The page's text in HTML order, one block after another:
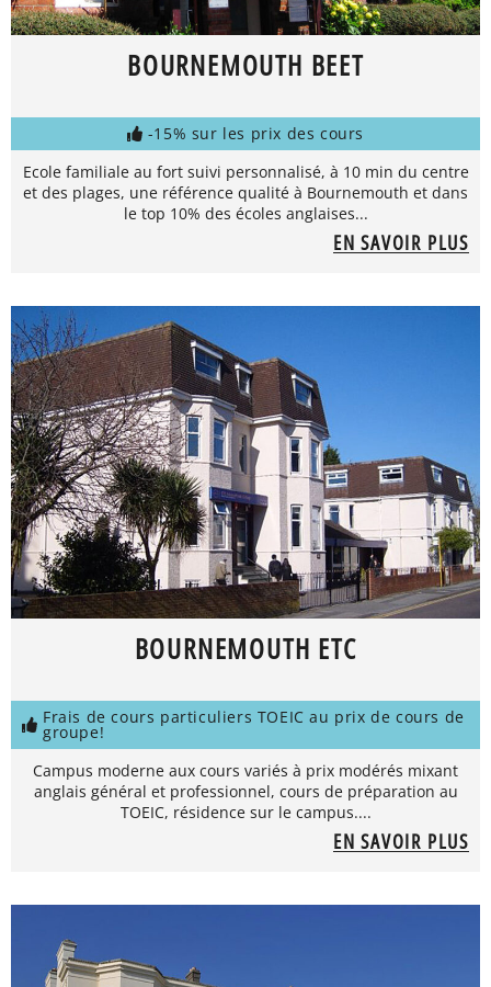
BOURNEMOUTH BEET
-15% sur les prix des cours
Ecole familiale au fort suivi personnalisé, à 10 min du centre
et des plages, une référence qualité à Bournemouth et dans
le top 10% des écoles anglaises...
EN SAVOIR PLUS
BOURNEMOUTH ETC
Frais de cours particuliers TOEIC au prix de cours de
groupe!
Campus moderne aux cours variés à prix modérés mixant
anglais général et professionnel, cours de préparation au
TOEIC, résidence sur le campus....
EN SAVOIR PLUS